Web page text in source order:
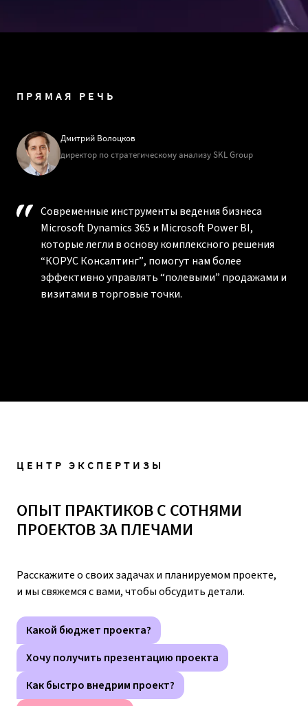
ПРЯМАЯ РЕЧЬ
Дмитрий Волоцков
директор по стратегическому анализу SKL Group
Современные инструменты ведения бизнеса
Microsoft Dynamics 365 и Microsoft Power BI,
которые легли в основу комплексного решения
“КОРУС Консалтинг”, помогут нам более
эффективно управлять “полевыми” продажами и
визитами в торговые точки.
ЦЕНТР ЭКСПЕРТИЗЫ
ОПЫТ ПРАКТИКОВ С СОТНЯМИ
ПРОЕКТОВ ЗА ПЛЕЧАМИ
Расскажите о своих задачах и планируемом проекте,
и мы свяжемся с вами, чтобы обсудить детали.
Какой бюджет проекта?
Хочу получить презентацию проекта
Как быстро внедрим проект?